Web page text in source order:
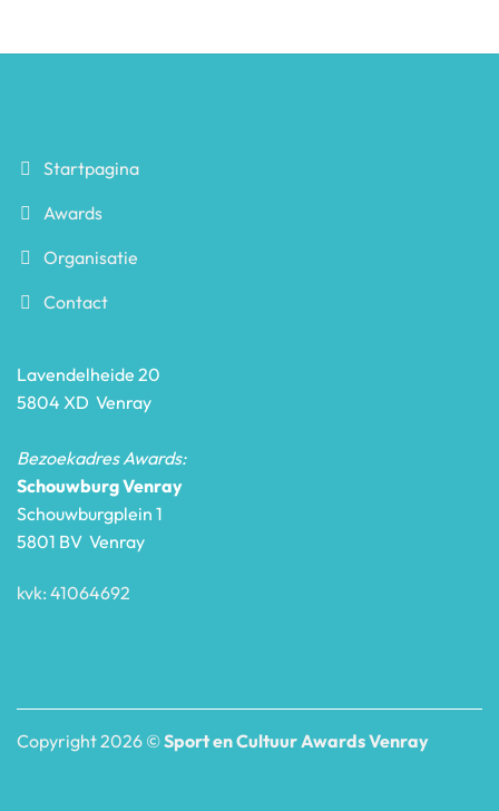
Startpagina
Awards
Organisatie
Contact
Lavendelheide 20
5804 XD Venray
Bezoekadres Awards:
Schouwburg Venray
Schouwburgplein 1
5801 BV Venray
kvk: 41064692
Copyright 2026 ©Sport en Cultuur Awards Venray